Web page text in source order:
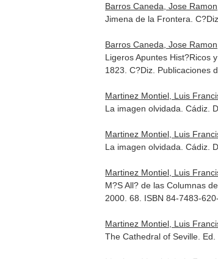
Barros Caneda, Jose
Jimena de la Frontera.
Barros Caneda, Jose
Ligeros Apuntes Hist?Ricos
1823. C?Diz. Publicaciones
Martinez Montiel, Luis
La imagen olvidada. Cádiz.
Martinez Montiel, Luis
La imagen olvidada. Cádiz.
Martinez Montiel, Luis
M?S All? de las Columnas
2000. 68. ISBN 84-7483-
Martinez Montiel, Luis
The Cathedral of Seville.